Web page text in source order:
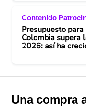
Contenido
Presupuesto
Colombia supera
2026: así ha
Una compra